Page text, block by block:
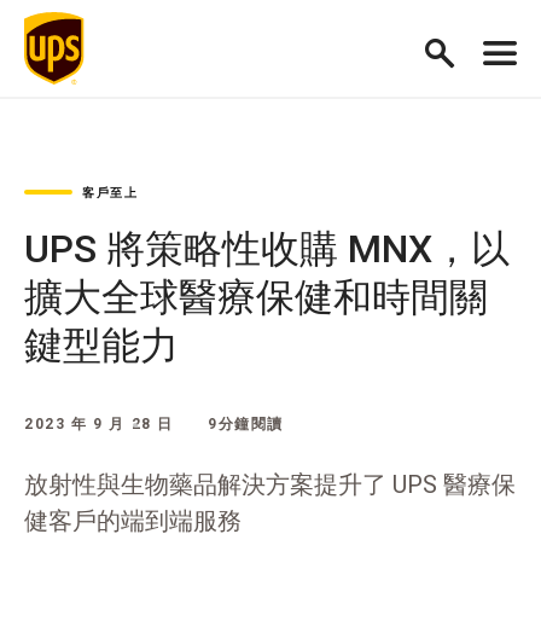
客戶至上
UPS 將策略性收購 MNX，以
擴大全球醫療保健和時間關
鍵型能力
2023 年 9 月 28 日 9分鐘閱讀
放射性與生物藥品解決方案提升了 UPS 醫療保
健客戶的端到端服務